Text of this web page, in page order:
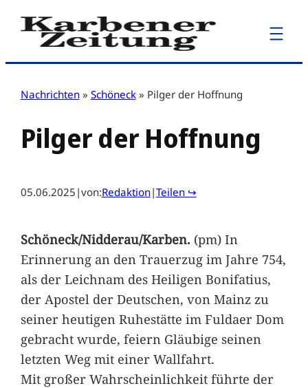
Zum
Inhalt
Nachrichten » Schöneck » Pilger der Hoffnung
Pilger der Hoffnung
05.06.2025 |von:Redaktion|Teilen ↪
Schöneck/Nidderau/Karben.(pm) In
Erinnerung an den Trauerzug im Jahre 754,
als der Leichnam des Heiligen Bonifatius,
der Apostel der Deutschen, von Mainz zu
seiner heutigen Ruhestätte im Fuldaer Dom
gebracht wurde, feiern Gläubige seinen
letzten Weg mit einer Wallfahrt.
Mit großer Wahrscheinlichkeit führte der